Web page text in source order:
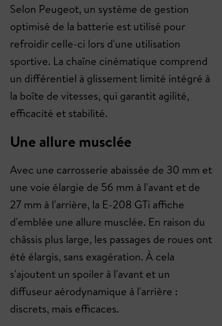
Selon Peugeot, un système de gestion
optimisé de la batterie est utilisé pour
refroidir celle-ci lors d'une utilisation
sportive. La chaîne cinématique comprend
un différentiel à glissement limité intégré à
la boîte de vitesses, qui garantit agilité,
efficacité et stabilité.
Une allure musclée
Avec une carrosserie abaissée de 30 mm et
une voie élargie de 56 mm à l'avant et de
27 mm à l'arrière, la E-208 GTi affiche
d'emblée une allure musclée. En raison du
châssis plus large, les passages de roues ont
été élargis, sans exagération. À cela
s'ajoutent un spoiler à l'avant et un
diffuseur aérodynamique à l'arrière :
discrets, mais efficaces.